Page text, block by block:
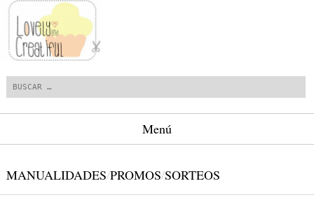
Menú
MANUALIDADES/PROMOS/SORTEOS